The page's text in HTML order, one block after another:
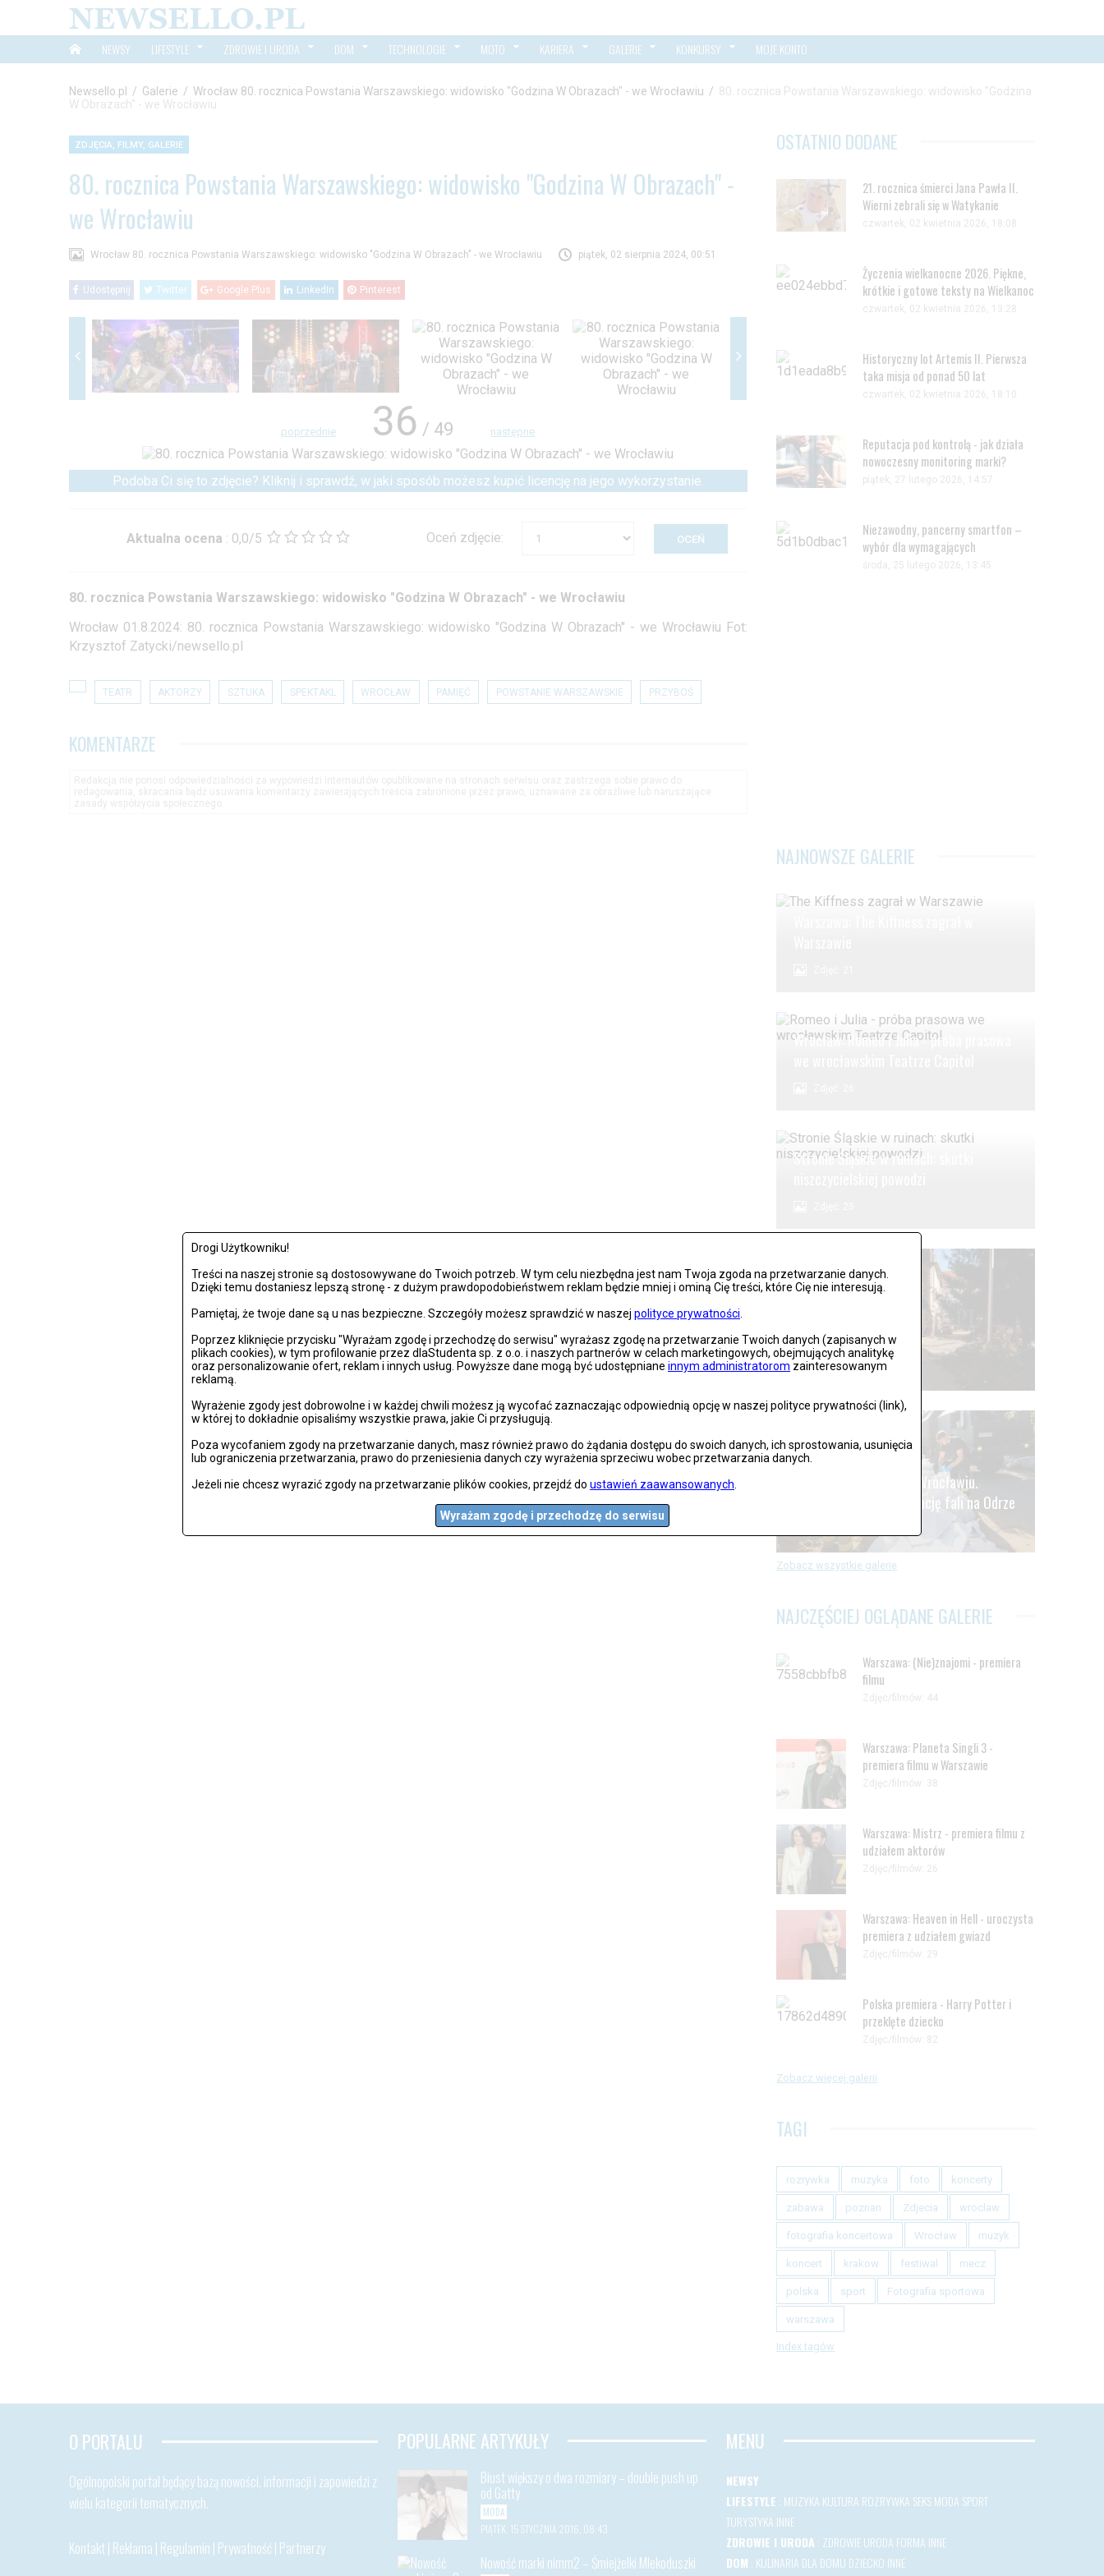
Drogi Użytkowniku!
Treści na naszej stronie są dostosowywane do Twoich potrzeb. W tym celu niezbędna jest nam Twoja zgoda na przetwarzanie danych.
Dzięki temu dostaniesz lepszą stronę - z dużym prawdopodobieństwem reklam będzie mniej i ominą Cię treści, które Cię nie interesują.
Pamiętaj, że twoje dane są u nas bezpieczne. Szczegóły możesz sprawdzić w naszej polityce prywatności
Poprzez kliknięcie przycisku "Wyrażam zgodę i przechodzę do serwisu" wyrażasz zgodę na przetwarzanie Twoich danych (zapisanych w
plikach cookies), w tym profilowanie przez dlaStudenta sp. z o.o. i naszych partnerów w celach marketingowych, obejmujących analitykę
oraz personalizowanie ofert, reklam i innych usług. Powyższe dane mogą być udostępniane innym administratorom zainteresowanym
reklamą.
Wyrażenie zgody jest dobrowolne i w każdej chwili możesz ją wycofać zaznaczając odpowiednią opcję w naszej polityce prywatności (link),
w której to dokładnie opisaliśmy wszystkie prawa, jakie Ci przysługują.
Poza wycofaniem zgody na przetwarzanie danych, masz również prawo do żądania dostępu do swoich danych, ich sprostowania, usunięcia
lub ograniczenia przetwarzania, prawo do przeniesienia danych czy wyrażenia sprzeciwu wobec przetwarzania danych.
Jeżeli nie chcesz wyrazić zgody na przetwarzanie plików cookies, przejdź do ustawień zaawansowanych
Wyrażam zgodę i przechodzę do serwisu
NEWSY LIFESTYLE ZDROWIE I URODA DOM TECHNOLOGIE MOTO KARIERA GALERIE KONKURSY MOJE KONTO
Newsello.pl / Galerie / Wrocław 80. rocznica Powstania Warszawskiego: widowisko "Godzina W Obrazach" - we Wrocławiu /
80. rocznica Powstania Warszawskiego: widowisko "Godzina
W Obrazach" - we Wrocławiu
ZDJĘCIA, FILMY, GALERIE
80. rocznica Powstania Warszawskiego: widowisko "Godzina W Obrazach" -
we Wrocławiu
Wrocław 80. rocznica Powstania Warszawskiego: widowisko "Godzina W Obrazach" - we Wrocławiu piątek, 02 sierpnia 2024, 00:51
Udostępnij Twitter Google Plus LinkedIn Pinterest
poprzednie 36 / 49 następne
Podoba Ci się to zdjęcie? Kliknij i sprawdź, w jaki sposób możesz kupić licencję na jego wykorzystanie.
Aktualna ocena : 0,0/5 Oceń zdjęcie:
80. rocznica Powstania Warszawskiego: widowisko "Godzina W Obrazach" - we Wrocławiu
Wrocław 01.8.2024: 80. rocznica Powstania Warszawskiego: widowisko "Godzina W Obrazach" - we Wrocławiu Fot:
Krzysztof Zatycki/newsello.pl
TEATR AKTORZY SZTUKA SPEKTAKL WROCŁAW PAMIĘĆ POWSTANIE WARSZAWSKIE PRZYBOŚ
KOMENTARZE
OSTATNIO DODANE
21. rocznica śmierci Jana Pawła II.
Wierni zebrali się w Watykanie
czwartek, 02 kwietnia 2026, 18:08
Życzenia wielkanocne 2026. Piękne,
krótkie i gotowe teksty na Wielkanoc
czwartek, 02 kwietnia 2026, 13:28
Historyczny lot Artemis II. Pierwsza
taka misja od ponad 50 lat
czwartek, 02 kwietnia 2026, 18:10
Reputacja pod kontrolą - jak działa
nowoczesny monitoring marki?
piątek, 27 lutego 2026, 14:57
Niezawodny, pancerny smartfon –
wybór dla wymagających
środa, 25 lutego 2026, 13:45
NAJNOWSZE GALERIE
Wrocław: Romeo i Julia - próba prasowa
Stronie Śląskie w ruinach: skutki
Lądek Zdrój po powodzi
Zdjęć: 59
Alarm powodziowy we Wrocławiu.
Oczekiwanie na kulminację fali na Odrze
Zobacz wszystkie galerie
NAJCZĘŚCIEJ OGLĄDANE GALERIE
Warszawa: (Nie)znajomi - premiera
filmu
Zdjęc/filmów: 44
Warszawa: Planeta Singli 3 -
premiera filmu w Warszawie
Zdjęc/filmów: 38
Warszawa: Mistrz - premiera filmu z
udziałem aktorów
Zdjęc/filmów: 26
Warszawa: Heaven in Hell - uroczysta
premiera z udziałem gwiazd
Zdjęc/filmów: 29
Polska premiera - Harry Potter i
przeklęte dziecko
Zdjęc/filmów: 82
Zobacz więcej galerii
TAGI
rozrywka muzyka foto koncerty
zabawa poznan Zdjecia wroclaw
fotografia koncertowa Wrocław muzyk
koncert krakow festiwal mecz
polska sport Fotografia sportowa
warszawa
Index tagów
O PORTALU
Ogólnopolski portal będący bazą nowości, informacji i zapowiedzi z
wielu kategorii tematycznych.
Kontakt | Reklama | Regulamin | Prywatność| Partnerzy
POPULARNE ARTYKUŁY
Biust większy o dwa rozmiary – double push up
od Gatty
MODA
PIĄTEK, 15 STYCZNIA 2016, 08:43
Nowość marki nimm2 – Śmiejżelki Mlekoduszki
MENU
NEWSY
LIFESTYLE : MUZYKA KULTURA ROZRYWKA SEKSMODA SPORT
TURYSTYKA INNE
ZDROWIE I URODA : ZDROWIEURODA FORMA INNE
DOM : KULINARIA DLA DOMU DZIECKO INNE